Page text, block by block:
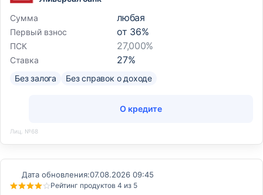
Сумма
любая
Первый взнос от 36%
ПСК 27,000%
Ставка 27%
Без залога Без справок о доходе
О кредите
Лиц. №68
Дата обновления:07.08.2026 09:45
Рейтинг продуктов 4 из 5